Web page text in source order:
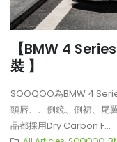
【BMW 4
裝 】
SOOQOO為BMW 4
頭唇、、側鏡、側裙、尾
品都採用Dry Carbon F...